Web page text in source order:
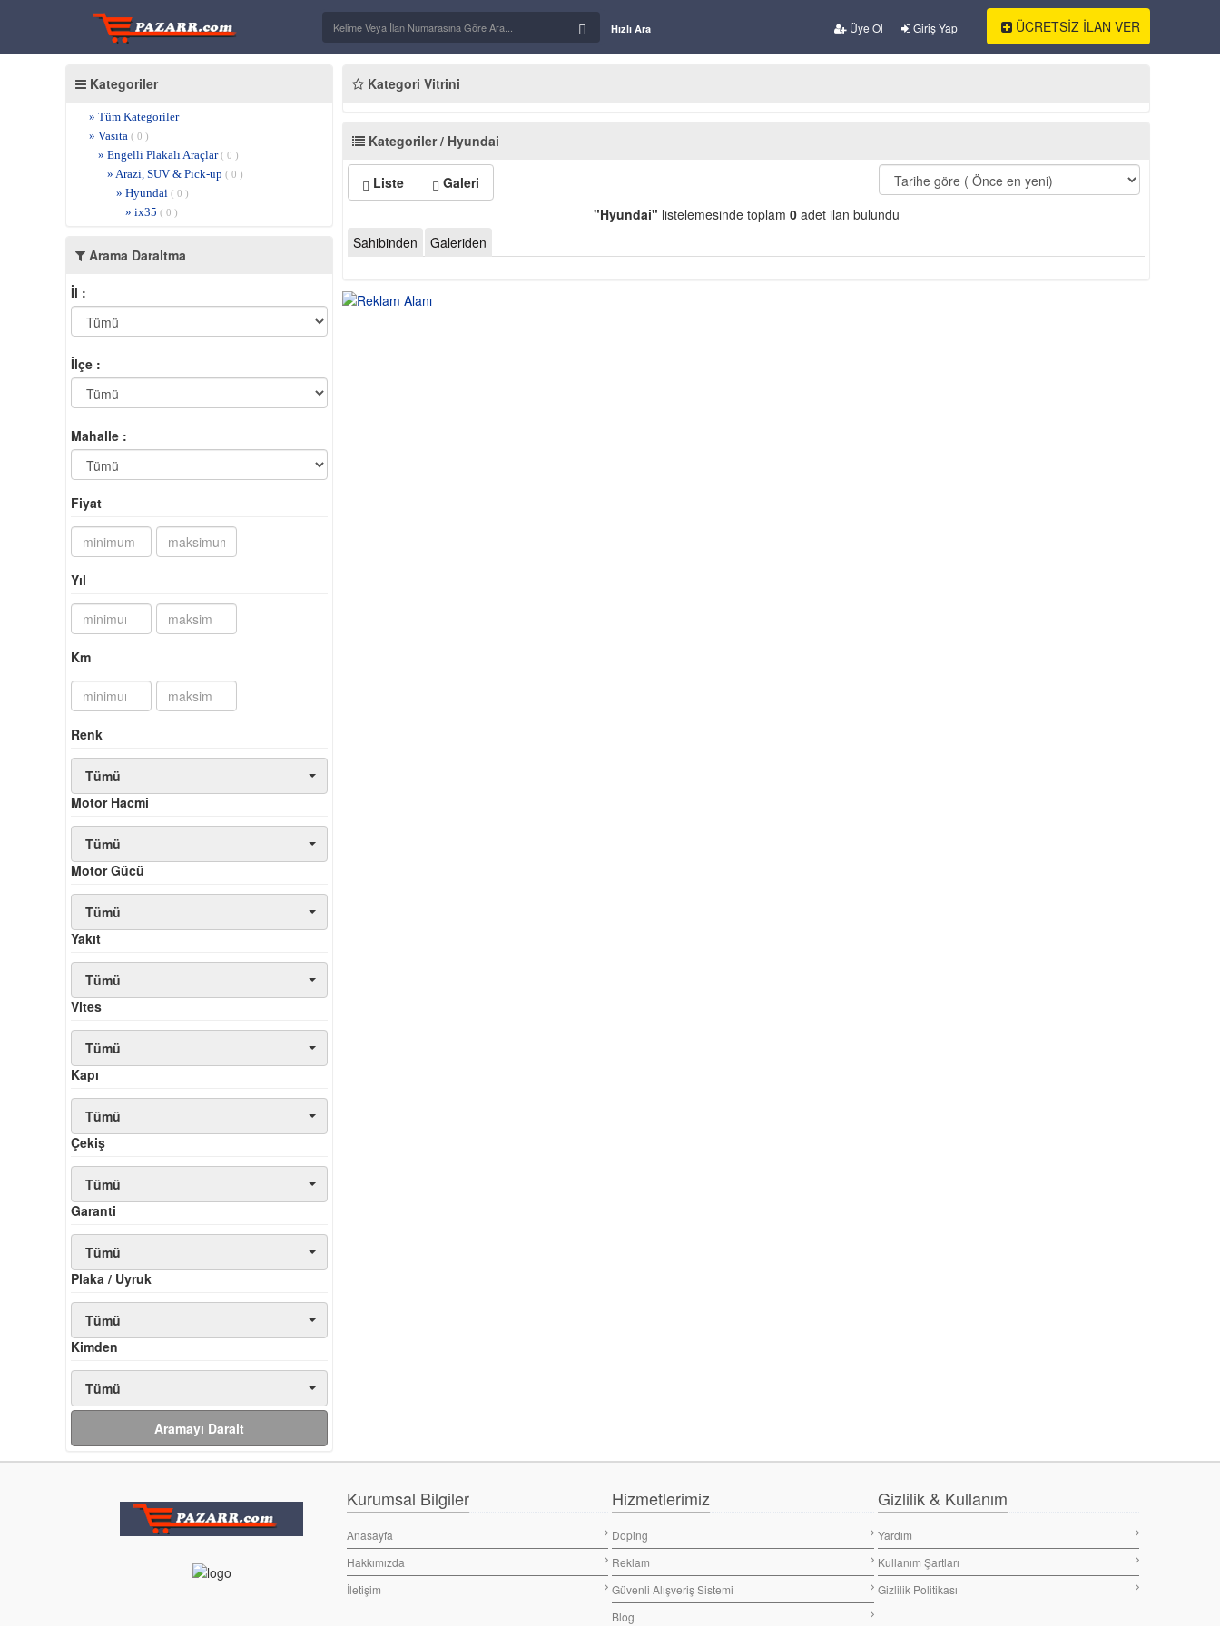
Üye Ol Giriş Yap ÜCRETSİZ İLAN VER
Hızlı Ara
Kategoriler
» Tüm Kategoriler
» Vasıta ( 0 )
» Engelli Plakalı Araçlar( 0 )
» Arazi, SUV & Pick-up ( 0 )
» Hyundai ( 0 )
» ix35 ( 0 )
Arama Daraltma
İl :
İlçe :
Mahalle :
Fiyat
Yıl
Km
Renk
Tümü
Motor Hacmi
Tümü
Motor Gücü
Tümü
Yakıt
Tümü
Vites
Tümü
Kapı
Tümü
Çekiş
Tümü
Garanti
Tümü
Plaka / Uyruk
Tümü
Kimden
Tümü
Aramayı Daralt
Kategori Vitrini
Kategoriler / Hyundai
Liste
Galeri
"Hyundai" listelemesinde toplam 0adet ilan bulundu
Sahibinden
Galeriden
Kurumsal Bilgiler
Anasayfa
Hakkımızda
İletişim
Hizmetlerimiz
Doping
Reklam
Güvenli Alışveriş Sistemi
Blog
Gizlilik & Kullanım
Yardım
Kullanım Şartları
Gizlilik Politikası